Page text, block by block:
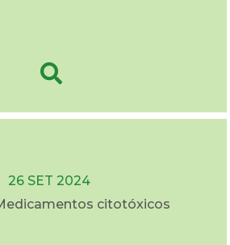
26 SET 2024
citotóxicos